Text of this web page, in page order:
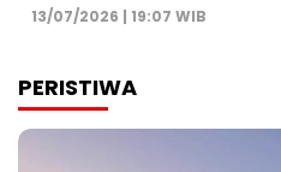
13/07/2026 | 19:07 WIB
PERISTIWA